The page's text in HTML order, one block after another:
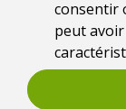
consentir
peut
pour